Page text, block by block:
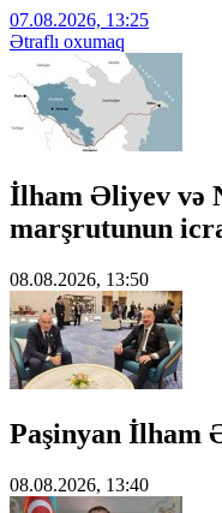
07.08.2026, 13:25
Ətraflı oxumaq
İlham Əliyev və
marşrutunun
08.08.2026, 13:50
Paşinyan İlham
08.08.2026, 13:40